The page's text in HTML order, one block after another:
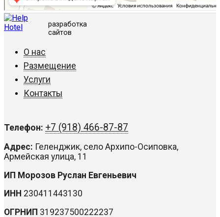
разработка
сайтов
О нас
Размещение
Услуги
Контакты
Телефон: +7 (918) 466-87-87
Адрес: Геленджик, село Архипо-Осиповка,
Армейская улица, 11
ИП Морозов Руслан Евгеньевич
ИНН 230411443130
ОГРНИП 319237500222237